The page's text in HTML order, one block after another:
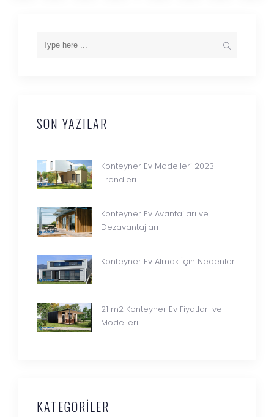
SON YAZILAR
Konteyner Ev Modelleri 2023
Trendleri
Konteyner Ev Avantajları ve
Dezavantajları
Konteyner Ev Almak İçin Nedenler
21 m2 Konteyner Ev Fiyatları ve
Modelleri
KATEGORILER